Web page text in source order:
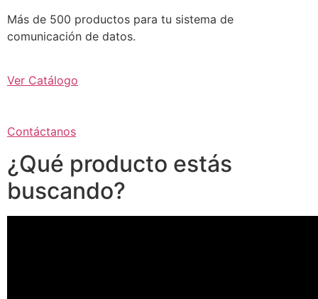
Más de 500 productos para tu sistema de
comunicación de datos.
Ver Catálogo
Contáctanos
¿Qué producto estás
buscando?